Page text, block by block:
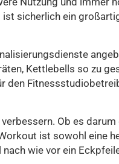
sicherlich ein
Kettlebells so zu
Ob es
ist sowohl eine
wie vor ein